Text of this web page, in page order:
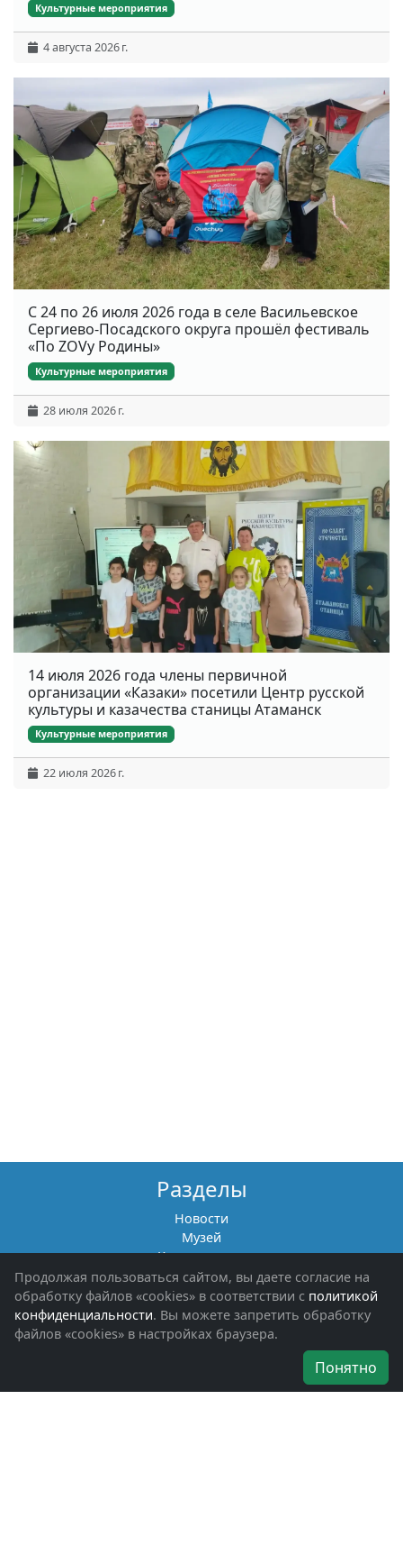
Культурные мероприятия
4 августа 2026 г.
С 24 по 26 июля 2026 года в селе Васильевское
Сергиево-Посадского округа прошёл фестиваль
«По ZOVу Родины»
Культурные мероприятия
28 июля 2026 г.
14 июля 2026 года члены первичной
организации «Казаки» посетили Центр русской
культуры и казачества станицы Атаманск
Культурные мероприятия
22 июля 2026 г.
Разделы
Новости
Музей
Книги памяти
Фотоальбомы
Обращения граждан
Помощь участникам СВО и их семьям
Об организации
Наши награды
Продолжая пользоваться сайтом, вы даете согласие на
обработку файлов «cookies» в соответствии с политикой
конфиденциальности. Вы можете запретить обработку
файлов «cookies» в настройках браузера.
Понятно